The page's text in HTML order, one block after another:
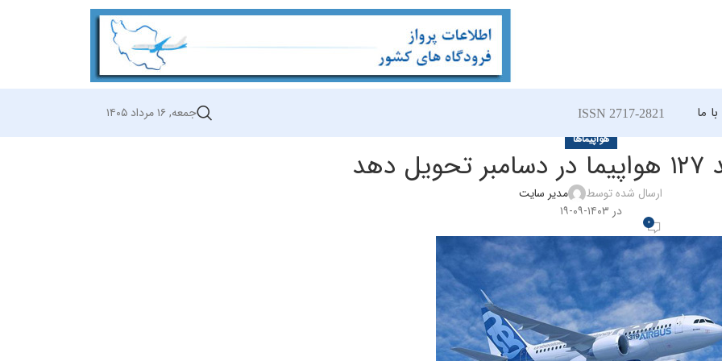
ما ISSN 2717-2821 جمعه, ۱۶ مرداد ۱۴۰۵
هواپیماها
ارسال شده توسط
مدیر سایت
در ۱۴۰۳-۰۹-۱۹
0